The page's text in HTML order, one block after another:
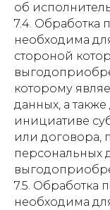
об
7.4. Обработка
необходима
стороной
которому
данных, а
инициативе
или договора,
персональных
7.5. Обработка
необходима